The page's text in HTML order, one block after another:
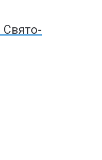
Свято-